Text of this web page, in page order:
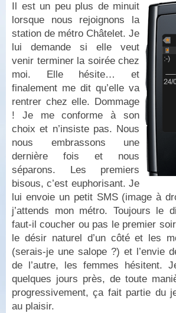
Il est un peu plus de minuit
lorsque nous rejoignons la
station de métro Châtelet. Je
lui demande si elle veut
venir terminer la soirée chez
moi. Elle hésite… et
finalement me dit qu’elle va
rentrer chez elle. Dommage
! Je me conforme à son
choix et n’insiste pas. Nous
nous embrassons une
dernière fois et nous
séparons. Les premiers
bisous, c’est euphorisant. Je
lui envoie un petit SMS (image à
j’attends mon métro. Toujours le
faut-il coucher ou pas le premier
le désir naturel d’un côté et les
(serais-je une salope ?) et l’envie
de l’autre, les femmes hésitent.
quelques jours près, de toute
progressivement, ça fait partie du
au plaisir.